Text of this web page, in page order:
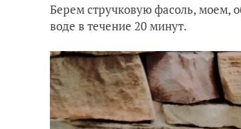
Берем стручковую фасоль, моем,
воде в течение 20 минут.